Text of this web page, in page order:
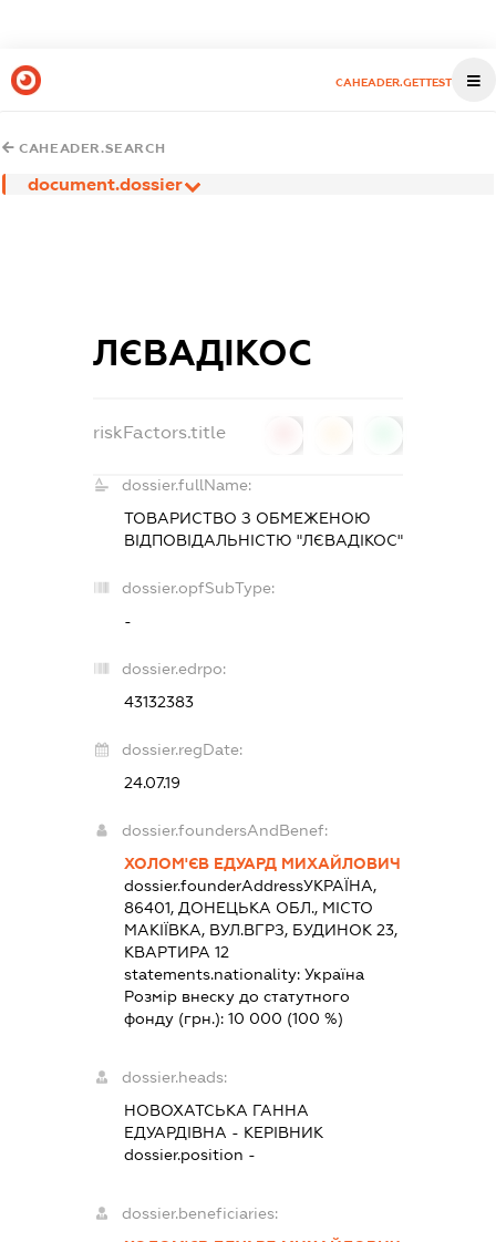
CAHEADER.GETTEST
CAHEADER.SEARCH
document.dossier
ЛЄВАДІКОС
riskFactors.title
dossier.fullName:
ТОВАРИСТВО З ОБМЕЖЕНОЮ
ВІДПОВІДАЛЬНІСТЮ "ЛЄВАДІКОС"
dossier.opfSubType:
-
dossier.edrpo:
43132383
dossier.regDate:
24.07.19
dossier.foundersAndBenef:
ХОЛОМ'ЄВ ЕДУАРД МИХАЙЛОВИЧ
dossier.founderAddressУКРАЇНА,
86401, ДОНЕЦЬКА ОБЛ., МІСТО
МАКІЇВКА, ВУЛ.ВГРЗ, БУДИНОК 23,
КВАРТИРА 12
statements.nationality: Україна
Розмір внеску до статутного
фонду (грн.): 10 000 (100 %)
dossier.heads:
НОВОХАТСЬКА ГАННА
ЕДУАРДІВНА - КЕРІВНИК
dossier.position -
dossier.beneficiaries: